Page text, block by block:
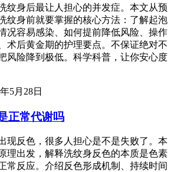
纹身后最让人担心的并发症。本文从预
纹身前就要掌握的核心方法：了解起泡
况容易感染、如何提前降低风险、操作
术后黄金期的护理要点。不保证绝对不
风险降到极低。科学科普，让你安心度
5月28日
正常代谢吗
现反色，很多人担心是不是失败了。本
理出发，解释洗纹身反色的本质是色素
常反应。介绍反色形成机制、持续时间